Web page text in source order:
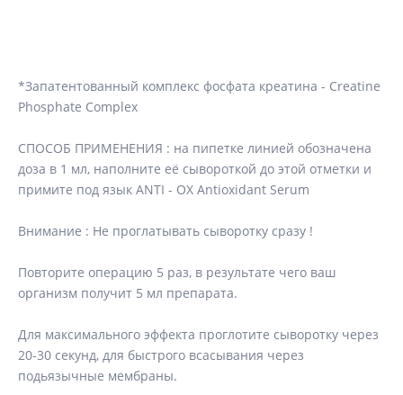
*Запатентованный комплекс фосфата креатина - Creatine
Phosphate Complex
СПОСОБ ПРИМЕНЕНИЯ : на пипетке линией обозначена
доза в 1 мл, наполните её сывороткой до этой отметки и
примите под язык ANTI - OX Antioxidant Serum
Внимание : Не проглатывать сыворотку сразу !
Повторите операцию 5 раз, в результате чего ваш
организм получит 5 мл препарата.
Для максимального эффекта проглотите сыворотку через
20-30 секунд, для быстрого всасывания через
подьязычные мембраны.